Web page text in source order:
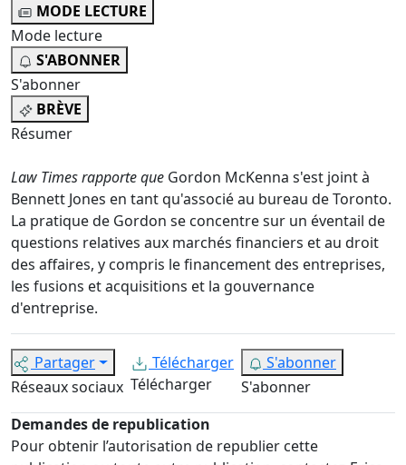
MODE LECTURE
Mode lecture
S'ABONNER
S'abonner
BRÈVE
Résumer
Law Times rapporte que Gordon McKenna s'est joint à
Bennett Jones en tant qu'associé au bureau de Toronto.
La pratique de Gordon se concentre sur un éventail de
questions relatives aux marchés financiers et au droit
des affaires, y compris le financement des entreprises,
les fusions et acquisitions et la gouvernance
d'entreprise.
Partager
Réseaux sociaux
Télécharger
Télécharger
S'abonner
S'abonner
Demandes de republication
Pour obtenir l’autorisation de republier cette